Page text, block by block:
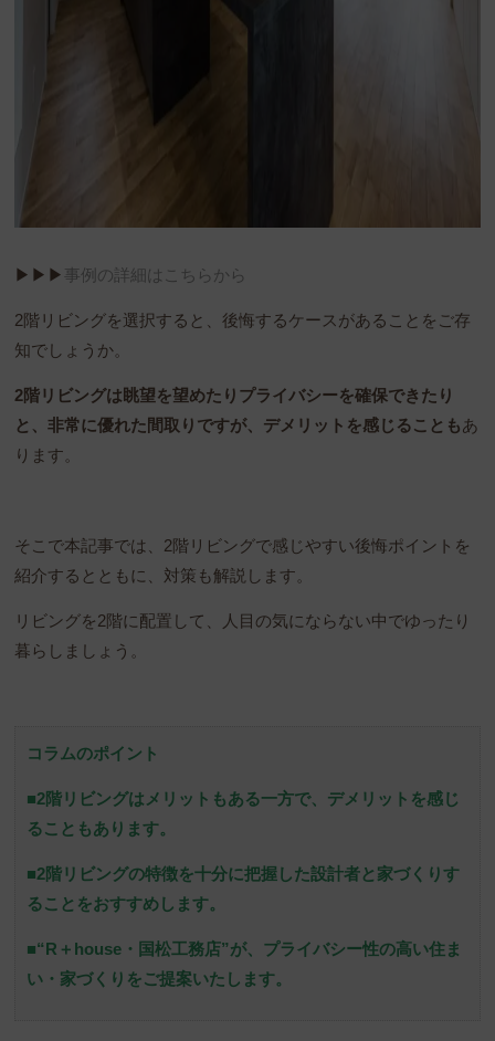
▶︎▶︎▶︎ 事例の詳細はこちらから
2階リビングを選択すると、後悔するケースがあることをご存
知でしょうか。
2階リビングは眺望を望めたりプライバシーを確保できたり
と、非常に優れた間取りですが、デメリットを感じることもあ
ります。
そこで本記事では、2階リビングで感じやすい後悔ポイントを
紹介するとともに、対策も解説します。
リビングを2階に配置して、人目の気にならない中でゆったり
暮らしましょう。
コラムのポイント
■2階リビングはメリットもある一方で、デメリットを感じ
ることもあります。
■2階リビングの特徴を十分に把握した設計者と家づくりす
ることをおすすめします。
■“R＋house・国松工務店”が、プライバシー性の高い住ま
い・家づくりをご提案いたします。